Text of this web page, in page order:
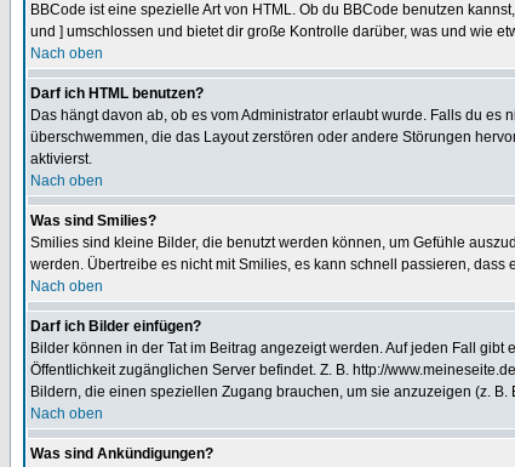
BBCode ist eine spezielle Art von HTML. Ob du BBCode benutzen
und ] umschlossen und bietet dir große Kontrolle darüber, was und wie
Nach oben
Darf ich HTML benutzen?
Das hängt davon ab, ob es vom Administrator erlaubt wurde. Falls du
überschwemmen, die das Layout zerstören oder andere Störungen
aktivierst.
Nach oben
Was sind Smilies?
Smilies sind kleine Bilder, die benutzt werden können, um Gefühle
werden. Übertreibe es nicht mit Smilies, es kann schnell passieren,
Nach oben
Darf ich Bilder einfügen?
Bilder können in der Tat im Beitrag angezeigt werden. Auf jeden Fall
Öffentlichkeit zugänglichen Server befindet. Z. B. http://
Bildern, die einen speziellen Zugang brauchen, um sie anzuzeigen (z.
Nach oben
Was sind Ankündigungen?